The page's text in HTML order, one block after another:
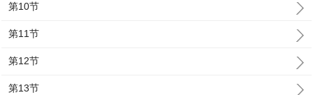
第10节
第11节
第12节
第13节